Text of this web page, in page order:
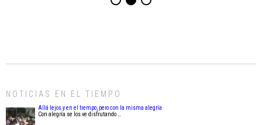
NOTICIAS EN EL TIEMPO
Allá lejos y en el tiempo, pero con la misma alegría
Con alegría se los ve disfrutando …